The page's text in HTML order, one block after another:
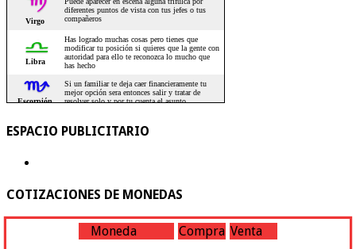
ESPACIO PUBLICITARIO
COTIZACIONES DE MONEDAS
Moneda Compra Venta